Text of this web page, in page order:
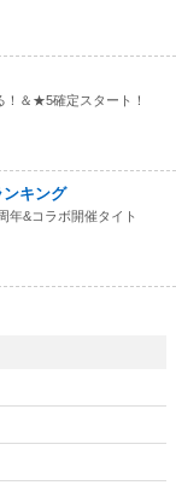
！＆★5確定スタート！
ンキング
年&コラボ開催タイト